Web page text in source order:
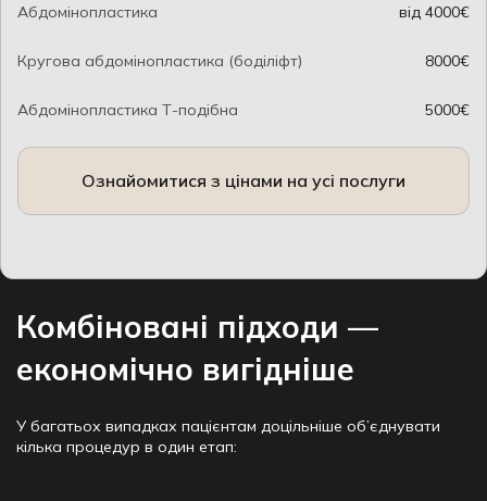
Абдомінопластика від 4000€
Кругова абдомінопластика (боділіфт) 8000€
Абдомінопластика Т-подібна 5000€
Ознайомитися з цінами на усі послуги
Комбіновані підходи —
економічно вигідніше
У багатьох випадках пацієнтам доцільніше об’єднувати
кілька процедур в один етап: